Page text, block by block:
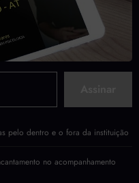
pelo dentro e o fora da instituição
no acompanhamento